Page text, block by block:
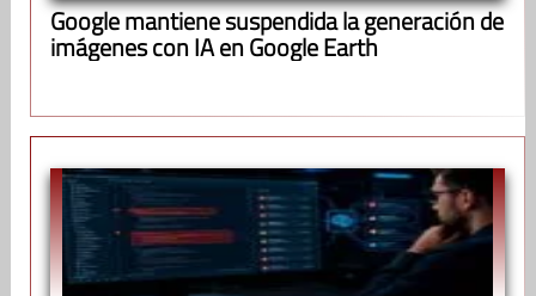
Google mantiene suspendida la generación de
imágenes con IA en Google Earth